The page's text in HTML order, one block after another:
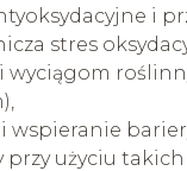
i
stres
wyciągom
wspieranie
przy użyciu